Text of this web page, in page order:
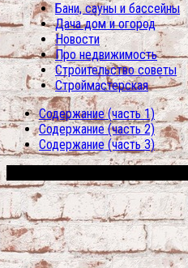
Бани, сауны и бассейны
Дача дом и огород
Новости
Про недвижимость
Строительство советы
Строймастерская
Содержание (часть 1)
Содержание (часть 2)
Содержание (часть 3)